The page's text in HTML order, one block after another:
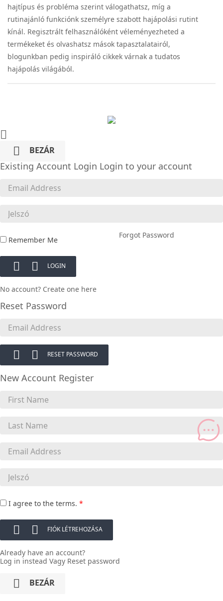
hajtípus és probléma szerint válogathatsz, míg a
rutinajánló funkciónk személyre szabott hajápolási rutint
kínál. Regisztrált felhasználóként véleményezheted a
termékeket és olvashatsz mások tapasztalatairól,
blogunkban pedig inspiráló cikkek várnak a tudatos
hajápolás világából.


BEZÁR
Existing Account Login Login to your account
Remember Me
Forgot Password
  LOGIN
No account? Create one here
Reset Password
  RESET PASSWORD
New Account Register
I agree to the terms. *
  FIÓK LÉTREHOZÁSA
Already have an account?
Log in instead Vagy Reset password
 BEZÁR